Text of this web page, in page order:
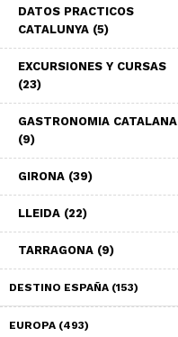
DATOS PRACTICOS
CATALUNYA (5)
EXCURSIONES Y CURSAS
(23)
GASTRONOMIA CATALANA
(9)
GIRONA (39)
LLEIDA (22)
TARRAGONA (9)
DESTINO ESPAÑA (153)
EUROPA (493)